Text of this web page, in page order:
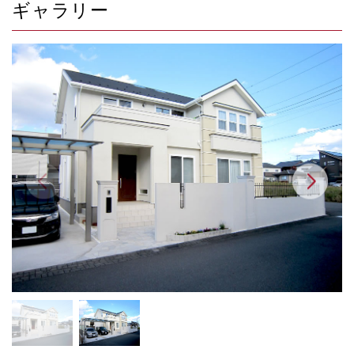
ギャラリー